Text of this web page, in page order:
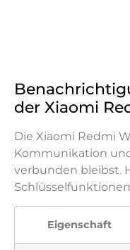
der Xiaomi
Die Xiaomi Redmi
Kommunikation
verbunden bleibst.
Eigenschaft